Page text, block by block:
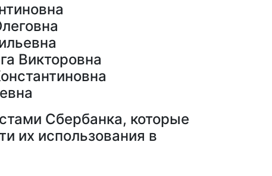
Викторовна
Сбербанка, которые
их использования в